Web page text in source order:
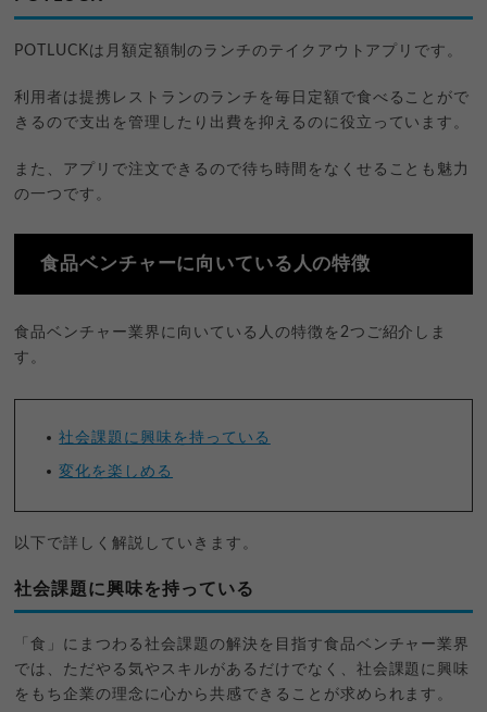
POTLUCKは月額定額制のランチのテイクアウトアプリです。
利用者は提携レストランのランチを毎日定額で食べることがで
きるので支出を管理したり出費を抑えるのに役立っています。
また、アプリで注文できるので待ち時間をなくせることも魅力
の一つです。
食品ベンチャーに向いている人の特徴
食品ベンチャー業界に向いている人の特徴を2つご紹介しま
す。
社会課題に興味を持っている
変化を楽しめる
以下で詳しく解説していきます。
社会課題に興味を持っている
「食」にまつわる社会課題の解決を目指す食品ベンチャー業界
では、ただやる気やスキルがあるだけでなく、社会課題に興味
をもち企業の理念に心から共感できることが求められます。